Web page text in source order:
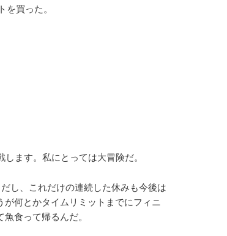
買った。
ます。私にとっては大冒険だ。
し、これだけの連続した休みも今後は
何とかタイムリミットまでにフィニ
食って帰るんだ。